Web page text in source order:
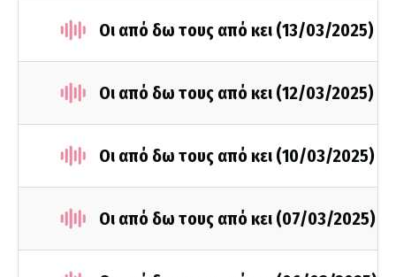
Οι από δω τους από κει (13/03/2025)
Οι από δω τους από κει (12/03/2025)
Οι από δω τους από κει (10/03/2025)
Οι από δω τους από κει (07/03/2025)